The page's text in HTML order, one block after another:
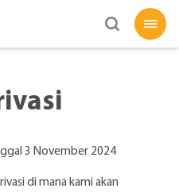
3 November 2024
di mana kami akan